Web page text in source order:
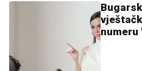
numeru